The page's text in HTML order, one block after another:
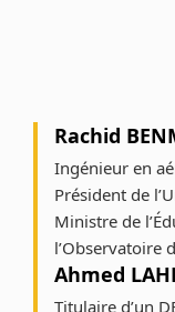
Rachid
Ingénieur en
Président de
Ministre de
l’Observatoire
Ahmed
Titulaire d’un